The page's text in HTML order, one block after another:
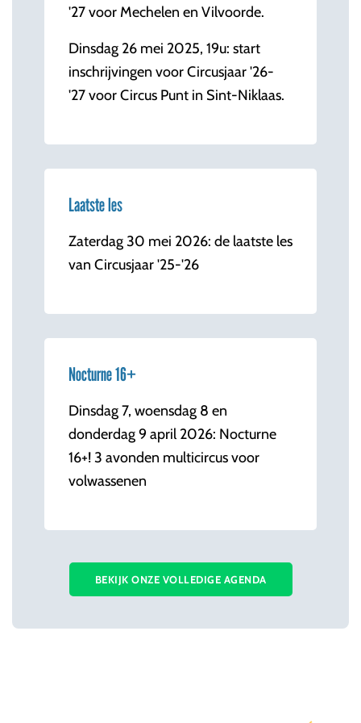
'27 voor Mechelen en Vilvoorde.
Dinsdag 26 mei 2025, 19u: start
inschrijvingen voor Circusjaar '26-
'27 voor Circus Punt in Sint-Niklaas.
Laatste les
Zaterdag 30 mei 2026: de laatste les
van Circusjaar '25-'26
Nocturne 16+
Dinsdag 7, woensdag 8 en
donderdag 9 april 2026: Nocturne
16+! 3 avonden multicircus voor
volwassenen
BEKIJK ONZE VOLLEDIGE AGENDA